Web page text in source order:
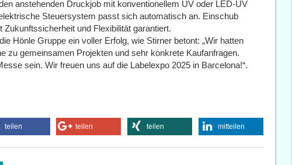
anstehenden Druckjob mit konventionellem UV oder LED-UV
Steuersystem passt sich automatisch an. Einschub
Zukunftssicherheit und Flexibilität garantiert.
Hönle Gruppe ein voller Erfolg, wie Stirner betont: „Wir hatten
zu gemeinsamen Projekten und sehr konkrete Kaufanfragen.
sein. Wir freuen uns auf die Labelexpo 2025 in Barcelona!“.
teilen teilen teilen mitteilen